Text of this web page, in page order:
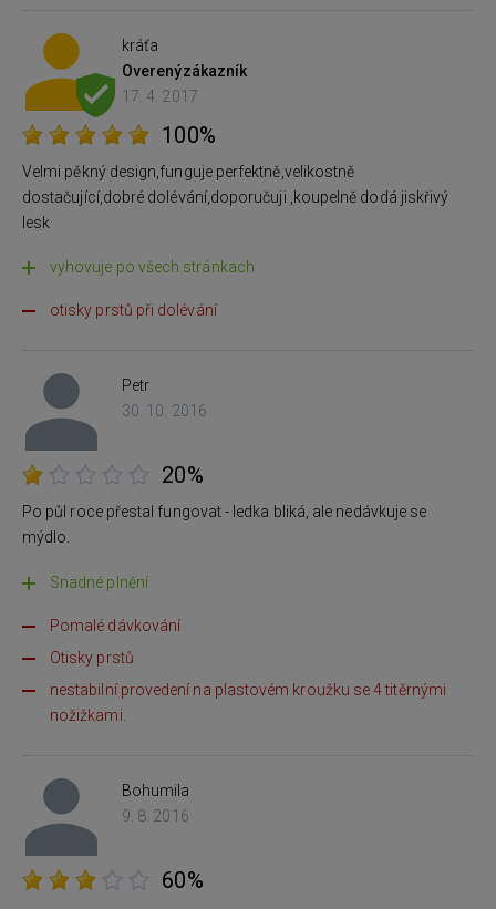
kráťa
Overenýzákazník
17. 4. 2017
100%
Velmi pěkný design,funguje perfektně,velikostně
dostačující,dobré dolévání,doporučuji ,koupelně dodá jiskřivý
lesk
vyhovuje po všech stránkach
otisky prstů při dolévání
Petr
30. 10. 2016
20%
Po půl roce přestal fungovat - ledka bliká, ale nedávkuje se
mýdlo.
Snadné plnění
Pomalé dávkování
Otisky prstů
nestabilní provedení na plastovém kroužku se 4 titěrnými
nožižkami.
Bohumila
9. 8. 2016
60%